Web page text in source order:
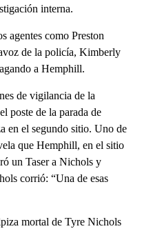
interna.
agentes como Preston
de la policía, Kimberly
a Hemphill.
de vigilancia de la
poste de la parada de
en el segundo sitio. Uno de
que Hemphill, en el sitio
un Taser a Nichols y
corrió: “Una de esas
mortal de Tyre Nichols